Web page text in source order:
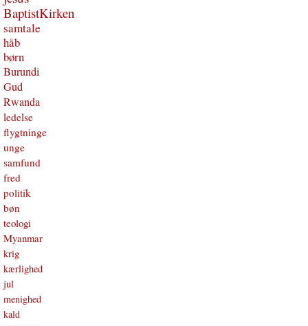
BaptistKirken
samtale
håb
børn
Burundi
Gud
Rwanda
ledelse
flygtninge
unge
samfund
fred
politik
bøn
teologi
Myanmar
krig
kærlighed
jul
menighed
kald